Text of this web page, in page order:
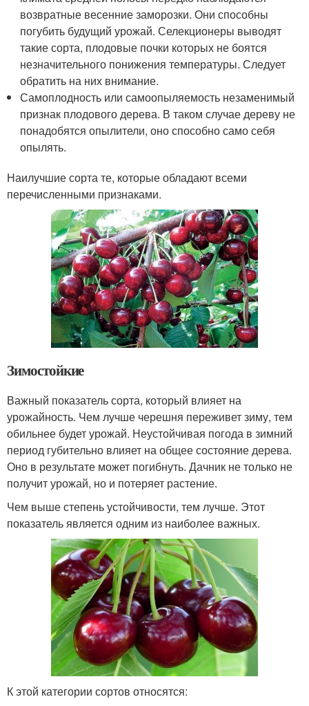
возвратные весенние заморозки. Они способны
погубить будущий урожай. Селекционеры выводят
такие сорта, плодовые почки которых не боятся
незначительного понижения температуры. Следует
обратить на них внимание.
Самоплодность или самоопыляемость незаменимый
признак плодового дерева. В таком случае дереву не
понадобятся опылители, оно способно само себя
опылять.
Наилучшие сорта те, которые обладают всеми
перечисленными признаками.
Зимостойкие
Важный показатель сорта, который влияет на
урожайность. Чем лучше черешня переживет зиму, тем
обильнее будет урожай. Неустойчивая погода в зимний
период губительно влияет на общее состояние дерева.
Оно в результате может погибнуть. Дачник не только не
получит урожай, но и потеряет растение.
Чем выше степень устойчивости, тем лучше. Этот
показатель является одним из наиболее важных.
К этой категории сортов относятся: